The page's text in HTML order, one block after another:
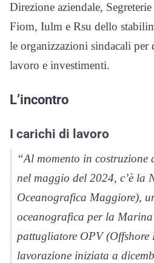
Direzione aziendale,
Fiom, Iulm e Rsu dello
le organizzazioni sindacali per
lavoro e investimenti.
L’incontro
I carichi di lavoro
“Al momento in
nel maggio del 2024, c’è la
Oceanografica Maggiore),
oceanografica per la
pattugliatore OPV (Offshore
lavorazione iniziata a